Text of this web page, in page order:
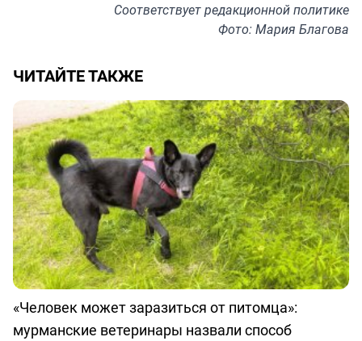
Соответствуетредакционной политике
Фото: Мария Благова
ЧИТАЙТЕ ТАКЖЕ
«Человек может заразиться от питомца»:
мурманские ветеринары назвали способ